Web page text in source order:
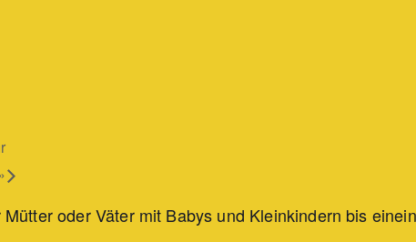
oder Väter mit Babys und Kleinkindern bis